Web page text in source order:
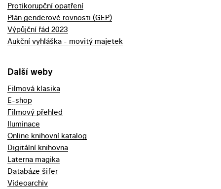
Protikorupční opatření
Plán genderové rovnosti (GEP)
Výpůjční řád 2023
Aukční vyhláška - movitý majetek
Další weby
Filmová klasika
E-shop
Filmový přehled
Iluminace
Online knihovní katalog
Digitální knihovna
Laterna magika
Databáze šifer
Videoarchiv